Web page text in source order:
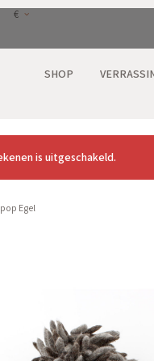
€
SHOP
is uitgeschakeld.
Egel